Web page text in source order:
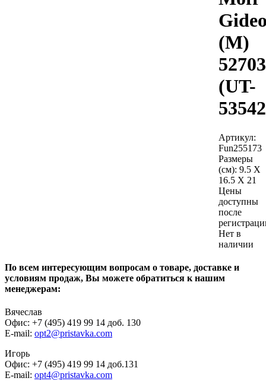
(M)
52703
(UT-
Артикул:
Fun255173
Размеры
(см): 9.5 X
16.5 X 21
Цены
доступны
после
Нет в
наличии
По всем интересующим вопросам о товаре, доставке и
условиям продаж, Вы можете обратиться к нашим
менеджерам:
Вячеслав
Офис: +7 (495) 419 99 14 доб. 130
E-mail: opt2@pristavka.com
Игорь
Офис: +7 (495) 419 99 14 доб.131
E-mail: opt4@pristavka.com